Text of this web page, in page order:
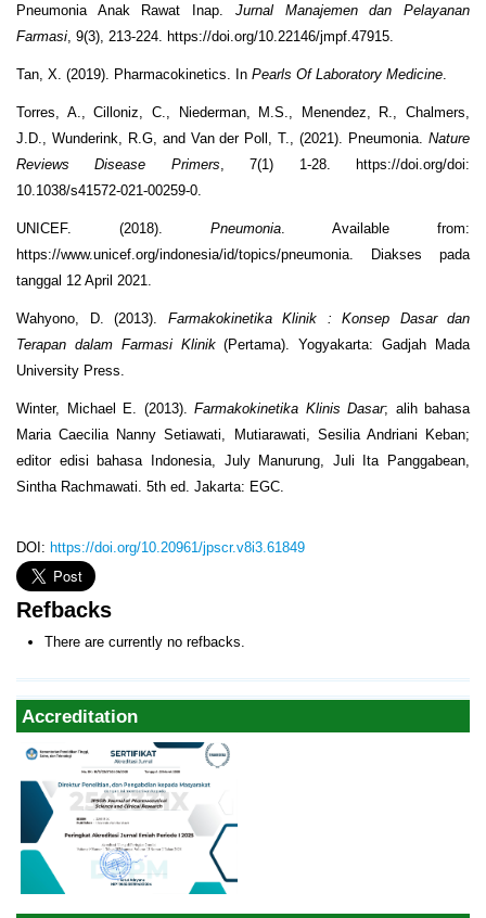
Accreditation
Pneumonia Anak Rawat Inap. Jurnal Manajemen dan Pelayanan
Farmasi , 9(3), 213-224. https://doi.org/10.22146/jmpf.47915.
Tan, X. (2019). Pharmacokinetics. In Pearls Of Laboratory Medicine
Torres, A., Cilloniz, C., Niederman, M.S., Menendez, R., Chalmers,
J.D., Wunderink, R.G, and Van der Poll, T., (2021). Pneumonia. Nature
Reviews Disease Primers , 7(1) 1-28. https://doi.org/doi:
10.1038/s41572-021-00259-0.
UNICEF. (2018). Pneumonia . Available from:
https://www.unicef.org/indonesia/id/topics/pneumonia. Diakses pada
tanggal 12 April 2021.
Wahyono, D. (2013). Farmakokinetika Klinik : Konsep Dasar dan
Terapan dalam Farmasi Klinik(Pertama). Yogyakarta: Gadjah Mada
University Press.
Winter, Michael E. (2013). Farmakokinetika Klinis Dasar; alih bahasa
Maria Caecilia Nanny Setiawati, Mutiarawati, Sesilia Andriani Keban;
editor edisi bahasa Indonesia, July Manurung, Juli Ita Panggabean,
Sintha Rachmawati. 5th ed. Jakarta: EGC.
DOI: https://doi.org/10.20961/jpscr.v8i3.61849
Refbacks
There are currently no refbacks.